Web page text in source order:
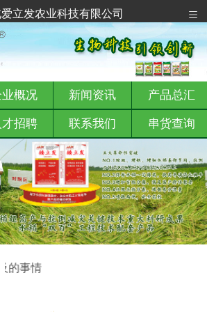
业概况 新闻资讯 产品总汇
才招聘 联系我们 串货查询
立发农业科技有限公司
，行内人却是平常事。网页